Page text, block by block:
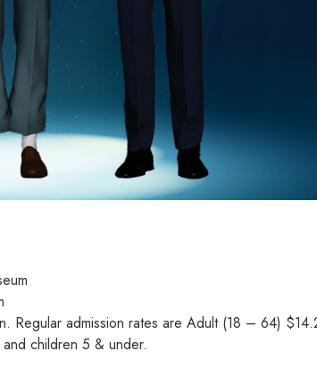
Regular admission rates are Adult (18 – 64)
children 5 & under.